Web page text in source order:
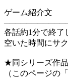
ゲーム紹介文
各話約1分で終了
空いた時間にサ
★同シリーズ作品
（このページの